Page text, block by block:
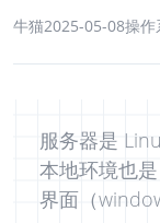
牛猫2025-05-08操作
服务器是
本地环境也
界面（